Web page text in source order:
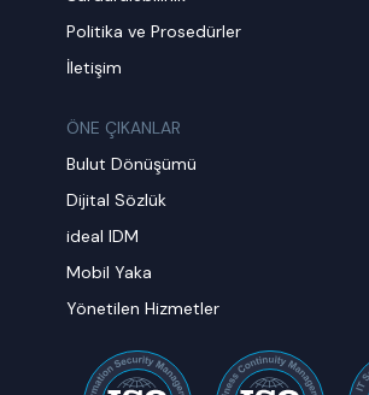
Politika ve Prosedürler
İletişim
ÖNE ÇIKANLAR
Bulut Dönüşümü
Dijital Sözlük
ideal IDM
Mobil Yaka
Yönetilen Hizmetler